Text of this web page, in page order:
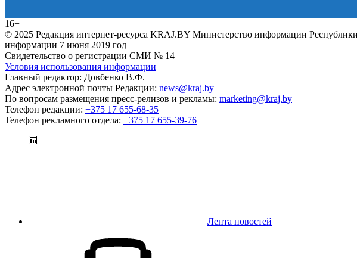
16+
© 2025 Редакция интернет-ресурса KRAJ.BY Министерство информации Республики
информации 7 июня 2019 год
Свидетельство о регистрации СМИ № 14
Условия использования информации
Главный редактор: Довбенко В.Ф.
Адрес электронной почты Редакции: news@kraj.by
По вопросам размещения пресс-релизов и рекламы: marketing@kraj.by
Телефон редакции: +375 17 655-68-35
Телефон рекламного отдела: +375 17 655-39-76
Лента новостей